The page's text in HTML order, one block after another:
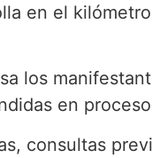
en el
los
en
consultas